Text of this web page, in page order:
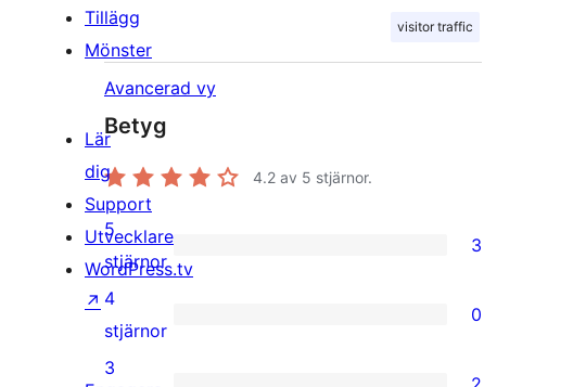
visitor traffic
Avancerad vy
Betyg
4.2 av 5 stjärnor.
3
5-
stjärniga
recensioner
5
stjärnor
3
0
4-
4
stjärnor
0
3
Tillägg
Mönster
Lär
dig
Support
Utvecklare
WordPress.tv
↗